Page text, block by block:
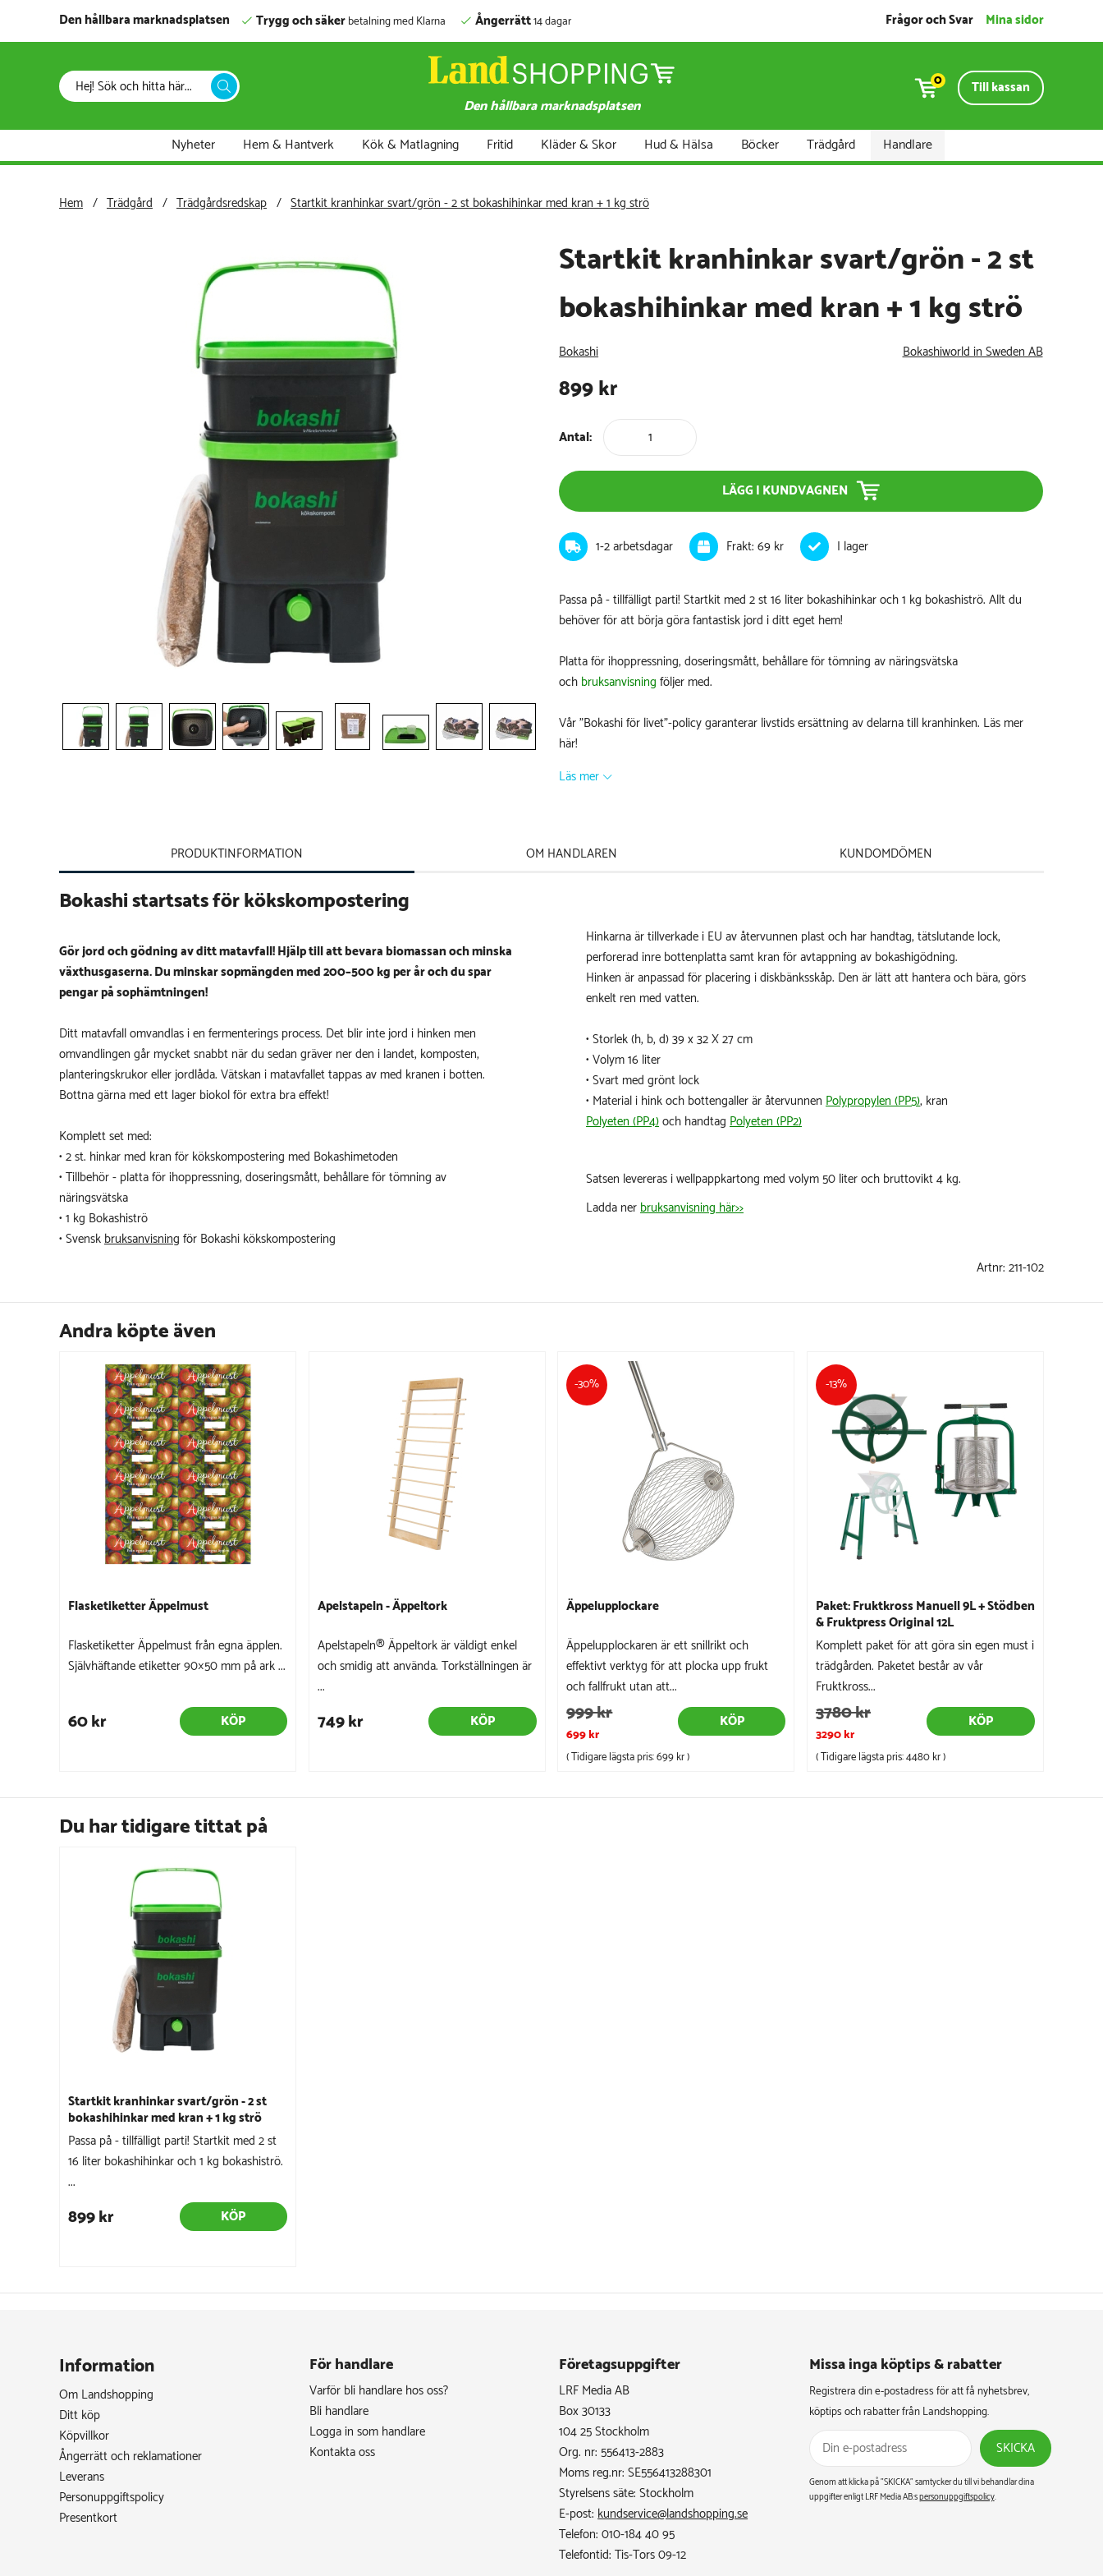
Den hållbara marknadsplatsen Trygg och säkerbetalning med Klarna Ångerrätt14 dagar Frågor och Svar Mina sidor
Den hållbara marknadsplatsen
0 Till kassan
Nyheter Hem & Hantverk Kök & Matlagning Fritid Kläder & Skor Hud & Hälsa Böcker Trädgård Handlare
Hem Trädgård Trädgårdsredskap Startkit kranhinkar svart/grön - 2 st bokashihinkar med kran + 1 kg strö
Startkit kranhinkar svart/grön - 2 st
bokashihinkar med kran + 1 kg strö
Bokashi Bokashiworld in Sweden AB
899kr
Antal:
LÄGG I KUNDVAGNEN
1-2 arbetsdagar Frakt: 69 kr
Passa på - tillfälligt parti! Startkit med 2 st 16 liter bokashihinkar och 1 kg bokashiströ. Allt du
behöver för att börja göra fantastisk jord i ditt eget hem!
Platta för ihoppressning, doseringsmått, behållare för tömning av näringsvätska
och bruksanvisning följer med.
Vår "Bokashi för livet"-policy garanterar livstids ersättning av delarna till kranhinken. Läs mer
här!
Läs mer
PRODUKTINFORMATION
Bokashi startsats för kökskompostering
Gör jord och gödning av ditt matavfall!Hjälp till att bevara biomassan och minska
växthusgaserna. Du minskar sopmängden med 200–500 kg per år och du spar
pengar på sophämtningen!
Ditt matavfall omvandlas i en fermenterings process. Det blir inte jord i hinken men
omvandlingen går mycket snabbt när du sedan gräver ner den i landet, komposten,
planteringskrukor eller jordlåda. Vätskan i matavfallet tappas av med kranen i botten.
Bottna gärna med ett lager biokol för extra bra effekt!
Komplett set med:
• 2 st. hinkar med kran för kökskompostering med Bokashimetoden
• Tillbehör - platta för ihoppressning, doseringsmått, behållare för tömning av
näringsvätska
• 1 kg Bokashiströ
• Svenskbruksanvisning för Bokashi kökskompostering
Hinkarna är tillverkade i EU av återvunnen plast och har handtag, tätslutande lock,
perforerad inre bottenplatta samt kran för avtappning av bokashigödning.
Hinken är anpassad för placering i diskbänksskåp. Den är lätt att hantera och bära, görs
enkelt ren med vatten.
• Storlek (h, b, d) 39 x 32 X 27 cm
• Volym 16 liter
• Svart med grönt lock
• Material i hink och bottengaller är återvunnen Polypropylen (PP5), kran
Polyeten (PP4)och handtag Polyeten (PP2)
Satsen levereras i wellpappkartong med volym 50 liter och bruttovikt 4 kg.
Ladda nerbruksanvisning här>>
Artnr: 211-102
OM HANDLAREN KUNDOMDÖMEN
Andra köpte även
Flasketiketter Äppelmust
Flasketiketter Äppelmust från egna äpplen.
Självhäftande etiketter 90×50 mm på ark ...
60 kr KÖP
Apelstapeln - Äppeltork
Apelstapeln® Äppeltork är väldigt enkel
och smidig att använda. Torkställningen är
...
749 kr KÖP
-30%
Äppelupplockare
Äppelupplockaren är ett snillrikt och
effektivt verktyg för att plocka upp frukt
och fallfrukt utan att...
999 kr
699 kr
KÖP
( Tidigare lägsta pris:699 kr)
-13%
Paket: Fruktkross Manuell 9L + Stödben
& Fruktpress Original 12L
Komplett paket för att göra sin egen must i
trädgården. Paketet består av vår
Fruktkross...
3780 kr
3290 kr
KÖP
( Tidigare lägsta pris:4480 kr)
Du har tidigare tittat på
Startkit kranhinkar svart/grön - 2 st
bokashihinkar med kran + 1 kg strö
Passa på - tillfälligt parti! Startkit med 2 st
16 liter bokashihinkar och 1 kg bokashiströ.
...
899 kr KÖP
Information
Om Landshopping
Ditt köp
Köpvillkor
Ångerrätt och reklamationer
Leverans
Personuppgiftspolicy
Presentkort
För handlare
Varför bli handlare hos oss?
Bli handlare
Logga in som handlare
Kontakta oss
Företagsuppgifter
LRF Media AB
Box 30133
104 25 Stockholm
Org. nr: 556413-2883
Moms reg.nr: SE556413288301
Styrelsens säte: Stockholm
E-post:kundservice@landshopping.se
Telefon: 010-184 40 95
Telefontid: Tis-Tors 09-12
Missa inga köptips & rabatter​
Registrera din e-postadress för att få nyhetsbrev,
köptips och rabatter från Landshopping.
SKICKA
Genom att klicka på ”SKICKA” samtycker du till vi behandlar dina
uppgifter enligt LRF Media AB:spersonuppgiftspolicy.